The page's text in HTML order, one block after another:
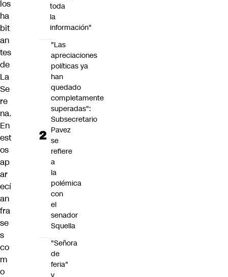
los
ha
bit
an
tes
de
La
Se
re
na.
En
est
os
ap
ar
ecí
an
fra
se
s
co
m
o
toda
la
información"
"Las
apreciaciones
políticas ya
han
quedado
completamente
superadas":
Subsecretario
Pavez
se
refiere
a
la
polémica
con
el
senador
Squella
"Señora
de
feria"
y